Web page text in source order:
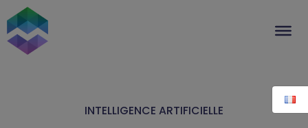
INTELLIGENCE ARTIFICIELLE